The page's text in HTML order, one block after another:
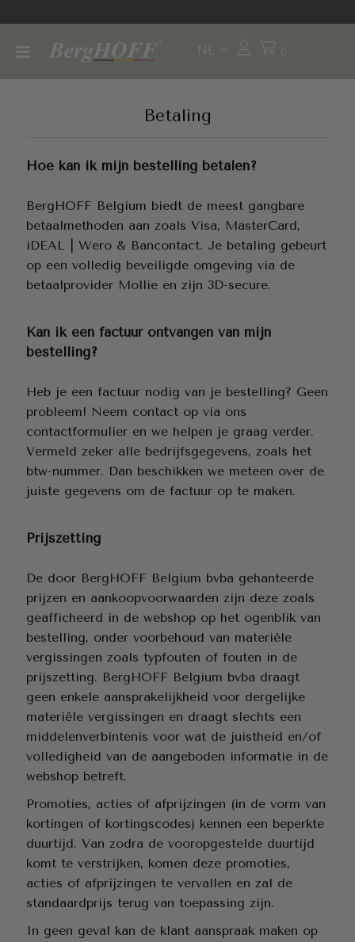
NL 0
Betaling
Hoe kan ik mijn bestelling betalen?
BergHOFF Belgium biedt de meest gangbare
betaalmethoden aan zoals Visa, MasterCard,
iDEAL | Wero & Bancontact. Je betaling gebeurt
op een volledig beveiligde omgeving via de
betaalprovider Mollie en zijn 3D-secure.
Kan ik een factuur ontvangen van mijn
bestelling?
Heb je een factuur nodig van je bestelling? Geen
probleem! Neem contact op via ons
contactformulier en we helpen je graag verder.
Vermeld zeker alle bedrijfsgegevens, zoals het
btw-nummer. Dan beschikken we meteen over de
juiste gegevens om de factuur op te maken.
Prijszetting
De door BergHOFF Belgium bvba gehanteerde
prijzen en aankoopvoorwaarden zijn deze zoals
geafficheerd in de webshop op het ogenblik van
bestelling, onder voorbehoud van materiële
vergissingen zoals typfouten of fouten in de
prijszetting. BergHOFF Belgium bvba draagt
geen enkele aansprakelijkheid voor dergelijke
materiële vergissingen en draagt slechts een
middelenverbintenis voor wat de juistheid en/of
volledigheid van de aangeboden informatie in de
webshop betreft.
Promoties, acties of afprijzingen (in de vorm van
kortingen of kortingscodes) kennen een beperkte
duurtijd. Van zodra de vooropgestelde duurtijd
komt te verstrijken, komen deze promoties,
acties of afprijzingen te vervallen en zal de
standaardprijs terug van toepassing zijn.
In geen geval kan de klant aanspraak maken op